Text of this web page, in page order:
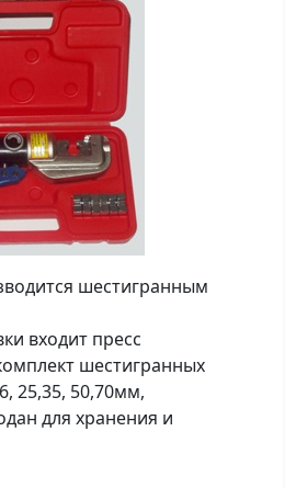
шестигранным
входит пресс
шестигранных
25,35, 50,70мм,
для хранения и